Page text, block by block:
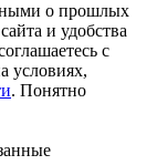
о прошлых
и удобства
с
условиях,
. Понятно